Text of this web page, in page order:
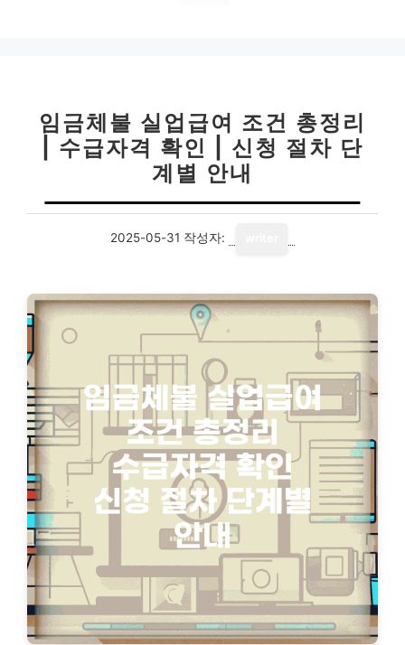
임금체불 실업급여 조건 총정리
| 수급자격 확인 | 신청 절차 단
계별 안내
2025-05-31 작성자: